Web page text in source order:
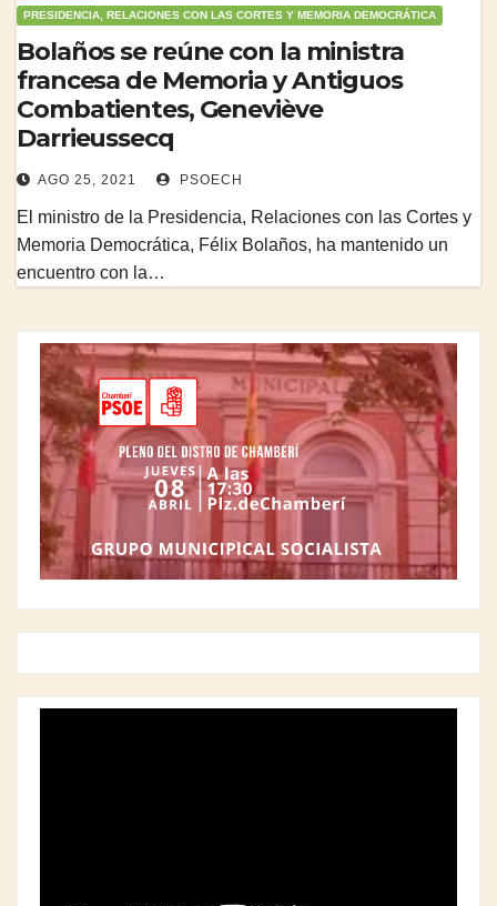
PRESIDENCIA, RELACIONES CON LAS CORTES Y MEMORIA DEMOCRÁTICA
Bolaños se reúne con la ministra
francesa de Memoria y Antiguos
Combatientes, Geneviève
Darrieussecq
AGO 25, 2021 PSOECH
El ministro de la Presidencia, Relaciones con las Cortes y
Memoria Democrática, Félix Bolaños, ha mantenido un
encuentro con la…